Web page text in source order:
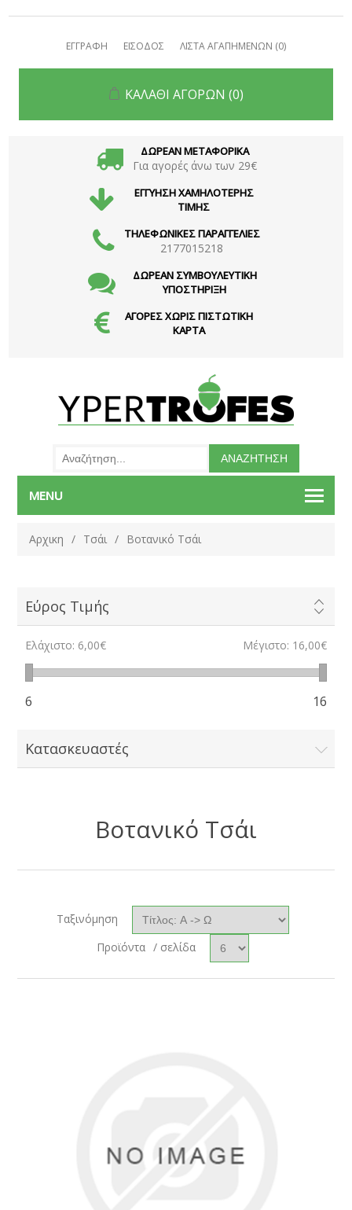
ΕΓΓΡΑΦΗ ΕΙΣΟΔΟΣ ΛΙΣΤΑ ΑΓΑΠΗΜΕΝΩΝ (0)
ΚΑΛΑΘΙ ΑΓΟΡΩΝ (0)
ΔΩΡΕΑΝ ΜΕΤΑΦΟΡΙΚΑ
Για αγορές άνω των 29€
ΕΓΓΥΗΣΗ ΧΑΜΗΛΟΤΕΡΗΣ
ΤΙΜΗΣ
ΤΗΛΕΦΩΝΙΚΕΣ ΠΑΡΑΓΓΕΛΙΕΣ
2177015218
ΔΩΡΕΑΝ ΣΥΜΒΟΥΛΕΥΤΙΚΗ
ΥΠΟΣΤΗΡΙΞΗ
ΑΓΟΡΕΣ ΧΩΡΙΣ ΠΙΣΤΩΤΙΚΗ
ΚΑΡΤΑ
MENU
Αρχικη / Τσάι / Βοτανικό Τσάι
Εύρος Τιμής
Ελάχιστο: 6,00€ Μέγιστο: 16,00€
6 16
Κατασκευαστές
Βοτανικό Τσάι
Ταξινόμηση
Προϊόντα / σελίδα